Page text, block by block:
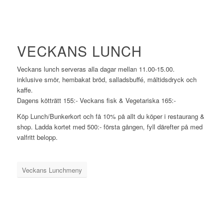
VECKANS LUNCH
Veckans lunch serveras alla dagar mellan 11.00-15.00.
inklusive smör, hembakat bröd, salladsbuffé, måltidsdryck och
kaffe.
Dagens kötträtt 155:- Veckans fisk & Vegetariska 165:-
Köp Lunch/Bunkerkort och få 10% på allt du köper i restaurang &
shop. Ladda kortet med 500:- första gången, fyll därefter på med
valfritt belopp.
Veckans Lunchmeny